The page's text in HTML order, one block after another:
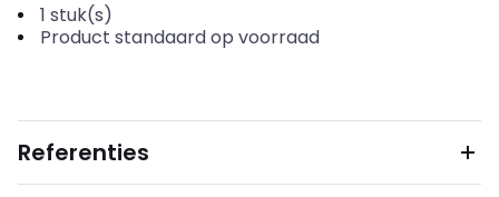
1 stuk(s)
Product standaard op voorraad
Referenties